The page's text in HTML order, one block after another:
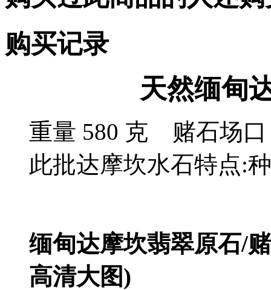
购买记录
天然缅甸
重量 580 克 赌石场
此批达摩坎水石特点:
缅甸达摩坎翡翠原石/
高清大图)